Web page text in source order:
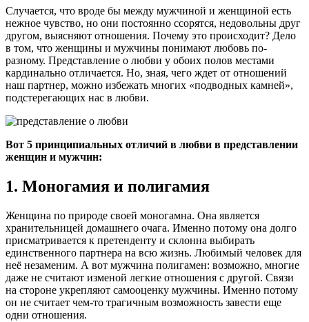
Случается, что вроде бы между мужчиной и женщиной есть
нежное чувство, но они постоянно ссорятся, недовольны друг
другом, выясняют отношения. Почему это происходит? Дело
в том, что женщины и мужчины понимают любовь по-
разному. Представление о любви у обоих полов местами
кардинально отличается. Но, зная, чего ждет от отношений
наш партнер, можно избежать многих «подводных камней»,
подстерегающих нас в любви.
Вот 5 принципиальных отличий в любви в представлении
женщин и мужчин:
1. Моногамия и полигамия
Женщина по природе своей моногамна. Она является
хранительницей домашнего очага. Именно потому она долго
присматривается к претенденту и склонна выбирать
единственного партнера на всю жизнь. Любимый человек для
неё незаменим. А вот мужчина полигамен: возможно, многие
даже не считают изменой легкие отношения с другой. Связи
на стороне укрепляют самооценку мужчины. Именно потому
он не считает чем-то трагичным возможность завести еще
одни отношения.